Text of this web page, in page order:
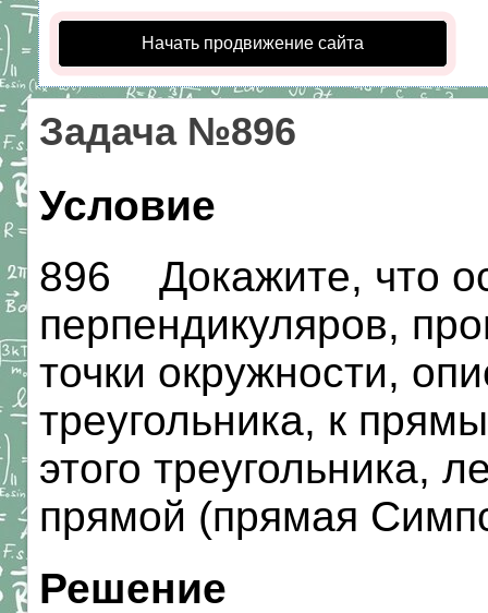
Начать продвижение сайта
Задача №896
Условие
896 Докажите, что
перпендикуляров,
точки окружности,
треугольника, к
этого треугольника,
прямой (прямая
Решение